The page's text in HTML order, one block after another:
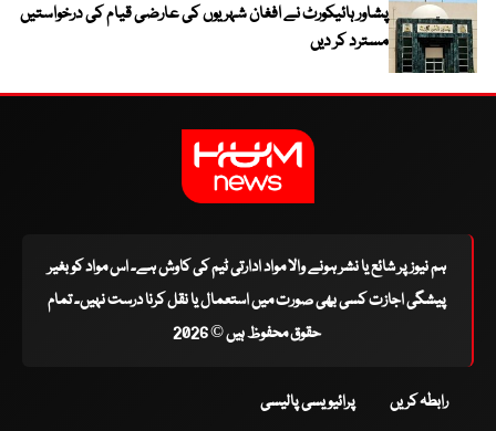
پشاور ہائیکورٹ نے افغان شہریوں کی عارضی قیام کی درخواستیں
مسترد کر دیں
ہم نیوز پر شائع یا نشر ہونے والا مواد ادارتی ٹیم کی کاوش ہے۔ اس مواد کو بغیر
پیشگی اجازت کسی بھی صورت میں استعمال یا نقل کرنا درست نہیں۔ تمام
حقوق محفوظ ہیں © 2026
رابطہ کریں پرائیویسی پالیسی